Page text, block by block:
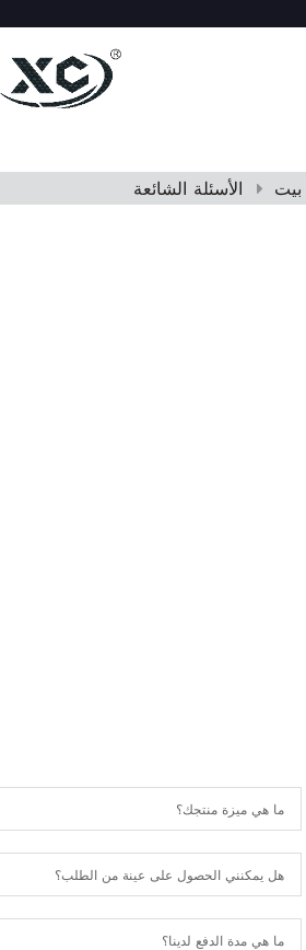
بيت الأسئلة الشائعة
ما هي ميزة منتجك؟
هل يمكنني الحصول على عينة من الطلب؟
ما هي مدة الدفع لدينا؟